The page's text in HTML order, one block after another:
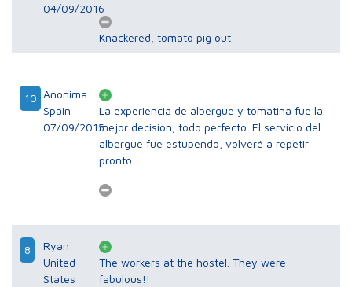
04/09/2016
Knackered, tomato pig out
10 Anonima
Spain
07/09/2015
La experiencia de albergue y tomatina fue la
mejor decisión, todo perfecto. El servicio del
albergue fue estupendo, volveré a repetir
pronto.
8
Ryan
United
States
The workers at the hostel. They were
fabulous!!